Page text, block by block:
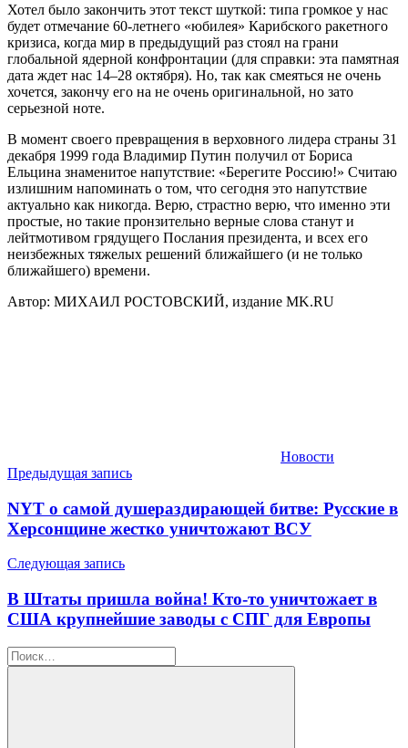
Хотел было закончить этот текст шуткой: типа громкое у нас
будет отмечание 60-летнего «юбилея» Карибского ракетного
кризиса, когда мир в предыдущий раз стоял на грани
глобальной ядерной конфронтации (для справки: эта памятная
дата ждет нас 14–28 октября). Но, так как смеяться не очень
хочется, закончу его на не очень оригинальной, но зато
серьезной ноте.
В момент своего превращения в верховного лидера страны 31
декабря 1999 года Владимир Путин получил от Бориса
Ельцина знаменитое напутствие: «Берегите Россию!» Считаю
излишним напоминать о том, что сегодня это напутствие
актуально как никогда. Верю, страстно верю, что именно эти
простые, но такие пронзительно верные слова станут и
лейтмотивом грядущего Послания президента, и всех его
неизбежных тяжелых решений ближайшего (и не только
ближайшего) времени.
Автор: МИХАИЛ РОСТОВСКИЙ, издание MK.RU
Новости
Навигация
по
записям
Предыдущая запись
NYT о самой душераздирающей битве: Русские в
Херсонщине жестко уничтожают ВСУ
Следующая запись
В Штаты пришла война! Кто-то уничтожает в
США крупнейшие заводы с СПГ для Европы
Найти: